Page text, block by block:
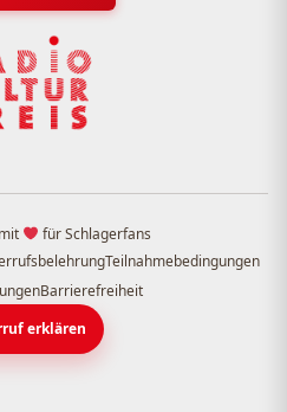
für Schlagerfans
Teilnahmebedingungen
Barrierefreiheit
erklären